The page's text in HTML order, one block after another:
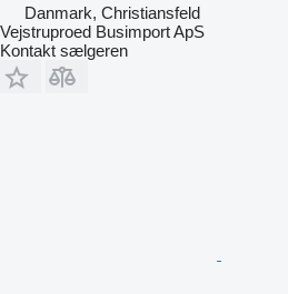
Danmark, Christiansfeld
Vejstruproed Busimport ApS
Kontakt sælgeren